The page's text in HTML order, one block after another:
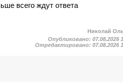
всего ждут ответа
Николай
Опубликовано:07.08.2026
Отредактировано:07.08.2026